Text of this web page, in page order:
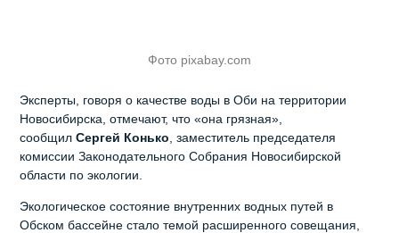
Фото pixabay.com
Эксперты, говоря о качестве воды в Оби на территории
Новосибирска, отмечают, что «она грязная»,
сообщилСергей Конько , заместитель председателя
комиссии Законодательного Собрания Новосибирской
области по экологии.
Экологическое состояние внутренних водных путей в
Обском бассейне стало темой расширенного совещания,